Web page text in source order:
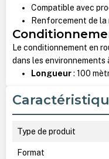
Compatible avec
Renforcement de
Le conditionnement en
dans les environnements
Longueur: 100
Type de produit
Format